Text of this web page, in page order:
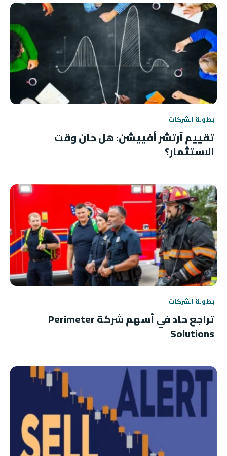
بطولة الشركات
تقييم آرتشر أفييشن: هل حان وقت
الاستثمار؟
بطولة الشركات
تراجع حاد في أسهم شركة Perimeter
Solutions